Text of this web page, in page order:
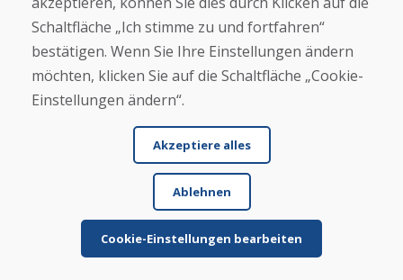
ge...
Mehr lesen ...
Weitere Rezensionen ansehen >
Eigene Rezension
verfassen
Schaltfläche „Ich stimme zu und fortfahren“
bestätigen. Wenn Sie Ihre Einstellungen ändern
möchten, klicken Sie auf die Schaltfläche „Cookie-
Einstellungen ändern“.
Akzeptiere alles
Ablehnen
Cookie-Einstellungen bearbeiten